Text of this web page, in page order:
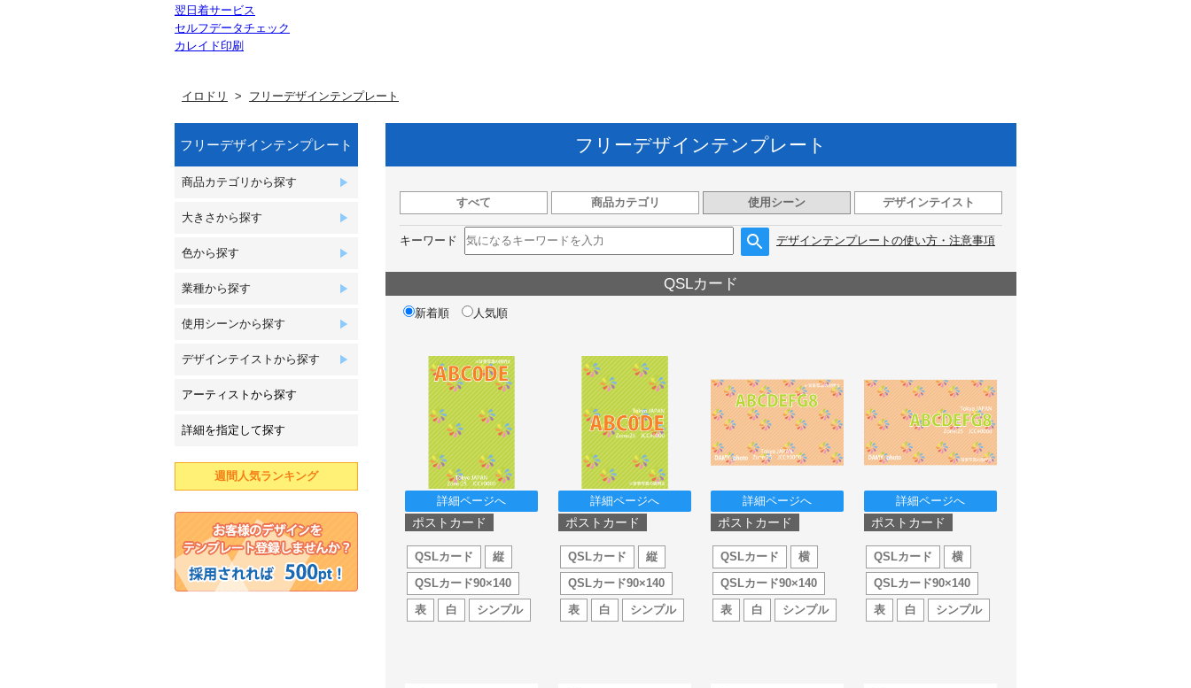
翌日着サービス
セルフデータチェック
カレイド印刷
イロドリ フリーデザインテンプレート
フリーデザインテンプレート
商品カテゴリから探す
大きさから探す
色から探す
業種から探す
使用シーンから探す
デザインテイストから探す
アーティストから探す
詳細を指定して探す
週間人気ランキング
フリーデザインテンプレート
すべて 商品カテゴリ 使用シーン デザインテイスト
キーワード デザインテンプレートの使い方・注意事項
QSLカード
新着順 人気順
詳細ページへ
ポストカード
QSLカード
縦
QSLカード90×140
表
白 シンプル
詳細ページへ
ポストカード
QSLカード
縦
QSLカード90×140
表
白 シンプル
詳細ページへ
ポストカード
QSLカード
横
QSLカード90×140
表
白 シンプル
詳細ページへ
ポストカード
QSLカード
横
QSLカード90×140
表
白 シンプル